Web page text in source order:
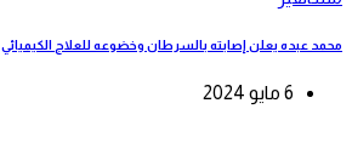
محمد عبده يعلن إصابته بالسرطان وخضوعه للعلاج الكيميائي
6 مايو 2024